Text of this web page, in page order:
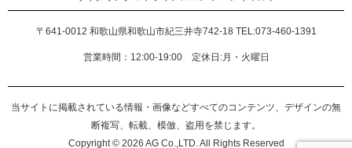
〒641-0012 和歌山県和歌山市紀三井寺742-18 TEL:073-460-1391
営業時間：12:00-19:00 定休日:月・火曜日
当サイトに掲載されている情報・画像などすべてのコンテンツ、デザインの無
断複写、転載、模倣、盗用を禁じます。
Copyright © 2026 AG Co.,LTD. All Rights Reserved